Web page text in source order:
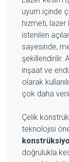
uyum içinde
hizmeti, lazer
istenilen
sayesinde,
şekillendirilir.
inşaat ve
olarak
çok daha
Çelik
teknolojisi
doğrulukla